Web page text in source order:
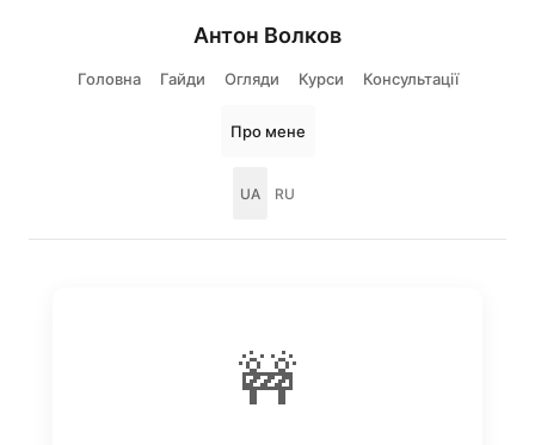
Антон Волков
Головна Гайди Огляди Курси Консультації
Про мене
UA RU
🚧